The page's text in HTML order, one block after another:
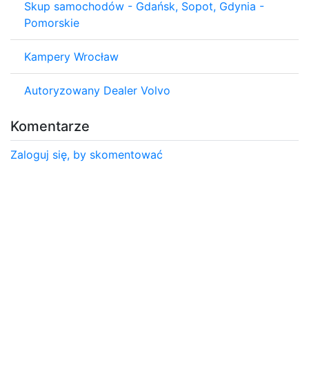
Skup samochodów - Gdańsk, Sopot, Gdynia -
Pomorskie
Kampery Wrocław
Autoryzowany Dealer Volvo
Komentarze
Zaloguj się, by skomentować